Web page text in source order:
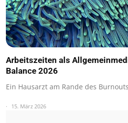
Arbeitszeiten als
Balance 2026
Ein Hausarzt am Rande des
15. März 2026